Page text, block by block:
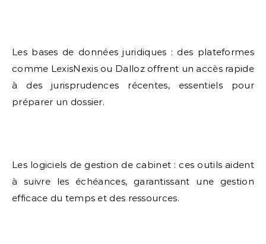
Les bases de données juridiques : des plateformes
comme LexisNexis ou Dalloz offrent un accès rapide
à des jurisprudences récentes, essentiels pour
préparer un dossier.
Les logiciels de gestion de cabinet : ces outils aident
à suivre les échéances, garantissant une gestion
efficace du temps et des ressources.